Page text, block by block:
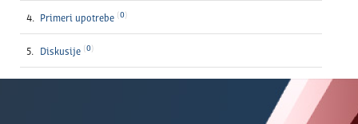
Primeri upotrebe 0
Diskusije 0